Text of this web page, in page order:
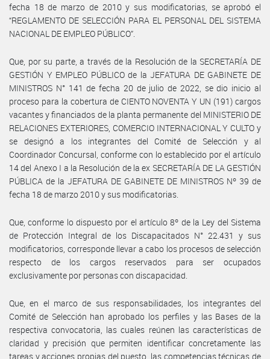
fecha 18 de marzo de 2010 y sus modificatorias, se aprobó el
“REGLAMENTO DE SELECCIÓN PARA EL PERSONAL DEL SISTEMA
NACIONAL DE EMPLEO PÚBLICO”.
Que, por su parte, a través de la Resolución de la SECRETARÍA DE
GESTIÓN Y EMPLEO PÚBLICO de la JEFATURA DE GABINETE DE
MINISTROS N° 141 de fecha 20 de julio de 2022, se dio inicio al
proceso para la cobertura de CIENTO NOVENTA Y UN (191) cargos
vacantes y financiados de la planta permanente del MINISTERIO DE
RELACIONES EXTERIORES, COMERCIO INTERNACIONAL Y CULTO y
se designó a los integrantes del Comité de Selección y al
Coordinador Concursal, conforme con lo establecido por el artículo
14 del Anexo I a la Resolución de la ex SECRETARÍA DE LA GESTIÓN
PÚBLICA de la JEFATURA DE GABINETE DE MINISTROS Nº 39 de
fecha 18 de marzo 2010 y sus modificatorias.
Que, conforme lo dispuesto por el artículo 8º de la Ley del Sistema
de Protección Integral de los Discapacitados N° 22.431 y sus
modificatorios, corresponde llevar a cabo los procesos de selección
respecto de los cargos reservados para ser ocupados
exclusivamente por personas con discapacidad.
Que, en el marco de sus responsabilidades, los integrantes del
Comité de Selección han aprobado los perfiles y las Bases de la
respectiva convocatoria, las cuales reúnen las características de
claridad y precisión que permiten identificar concretamente las
tareas y acciones propias del puesto, las competencias técnicas de